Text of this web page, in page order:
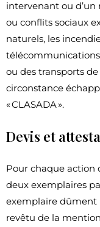
intervenant ou d’un
ou conflits sociaux
naturels, les
ou des transports
circonstance
« CLASADA ».
Devis et
Pour chaque action
deux exemplaires
exemplaire dûment
revêtu de la